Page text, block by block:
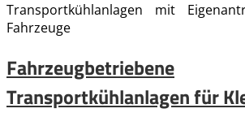
Transportkühlanlagen mit
Fahrzeuge
Fahrzeugbetriebene
Transportkühlanlagen für